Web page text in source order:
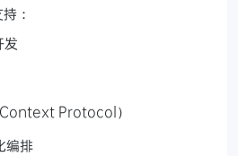
：
发
Protocol）
编排